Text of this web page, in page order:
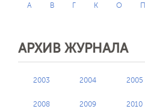
А В Г К О П
АРХИВ ЖУРНАЛА
2003 2004 2005
2008 2009 2010